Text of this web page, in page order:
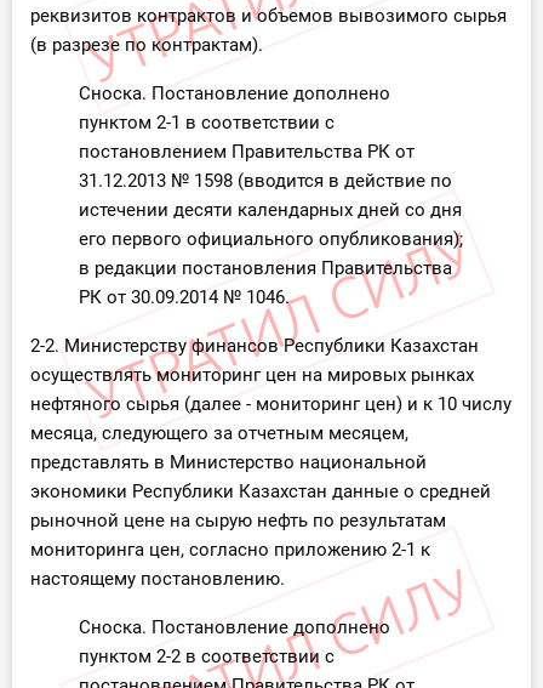
О Системе
Обучение
Тарифы
Тестирование для
бухгалтера
реквизитов контрактов и объемов вывозимого сырья
(в разрезе по контрактам).
Сноска. Постановление дополнено
пунктом 2-1 в соответствии с
постановлением Правительства РК от
31.12.2013 № 1598 (вводится в действие по
истечении десяти календарных дней со дня
его первого официального опубликования);
в редакции постановления Правительства
РК от 30.09.2014 № 1046.
2-2. Министерству финансов Республики Казахстан
осуществлять мониторинг цен на мировых рынках
нефтяного сырья (далее - мониторинг цен) и к 10 числу
месяца, следующего за отчетным месяцем,
представлять в Министерство национальной
экономики Республики Казахстан данные о средней
рыночной цене на сырую нефть по результатам
мониторинга цен, согласно приложению 2-1 к
настоящему постановлению.
Сноска. Постановление дополнено
пунктом 2-2 в соответствии с